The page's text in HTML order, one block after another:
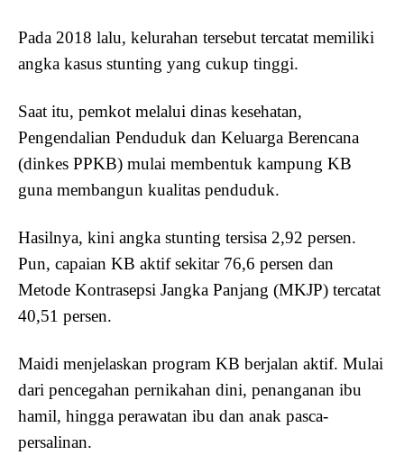
Pada 2018 lalu, kelurahan tersebut tercatat memiliki
angka kasus stunting yang cukup tinggi.
Saat itu, pemkot melalui dinas kesehatan,
Pengendalian Penduduk dan Keluarga Berencana
(dinkes PPKB) mulai membentuk kampung KB
guna membangun kualitas penduduk.
Hasilnya, kini angka stunting tersisa 2,92 persen.
Pun, capaian KB aktif sekitar 76,6 persen dan
Metode Kontrasepsi Jangka Panjang (MKJP) tercatat
40,51 persen.
Maidi menjelaskan program KB berjalan aktif. Mulai
dari pencegahan pernikahan dini, penanganan ibu
hamil, hingga perawatan ibu dan anak pasca-
persalinan.